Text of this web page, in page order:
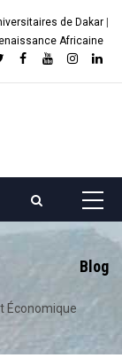
de Dakar
Africaine
Blog
Économique